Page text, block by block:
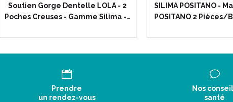
Soutien-gorge post-opératoire adapté aux poitrines bonnet A à E.
Une dentelle confortable pour toutes les tailles.
2 poches creuses.
Soutien Gorge Dentelle LOLA - 2
Poches Creuses - Gamme Silima -…
SILIMA POSITANO -
POSITANO 2 Pièces/
Prendre
un rendez-vous
Nos
santé